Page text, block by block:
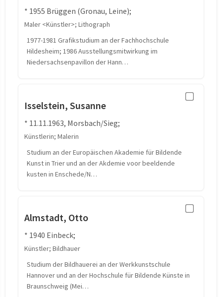
* 1955 Brüggen (Gronau, Leine);
Maler <Künstler>; Lithograph
1977-1981 Grafikstudium an der Fachhochschule
Hildesheim; 1986 Ausstellungsmitwirkung im
Niedersachsenpavillon der Hann…
Isselstein, Susanne
* 11.11.1963, Morsbach/Sieg;
Künstlerin; Malerin
Studium an der Europäischen Akademie für Bildende
Kunst in Trier und an der Akdemie voor beeldende
kusten in Enschede/N…
Almstadt, Otto
* 1940 Einbeck;
Künstler; Bildhauer
Studium der Bildhauerei an der Werkkunstschule
Hannover und an der Hochschule für Bildende Künste in
Braunschweig (Mei…